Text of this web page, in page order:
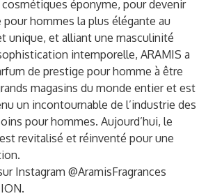
éponyme, pour devenir
pour hommes la plus élégante au
unique, et alliant une masculinité
intemporelle, ARAMIS a
de prestige pour homme à être
magasins du monde entier et est
un incontournable de l’industrie des
pour hommes. Aujourd’hui, le
revitalisé et réinventé pour une
Instagram @AramisFragrances